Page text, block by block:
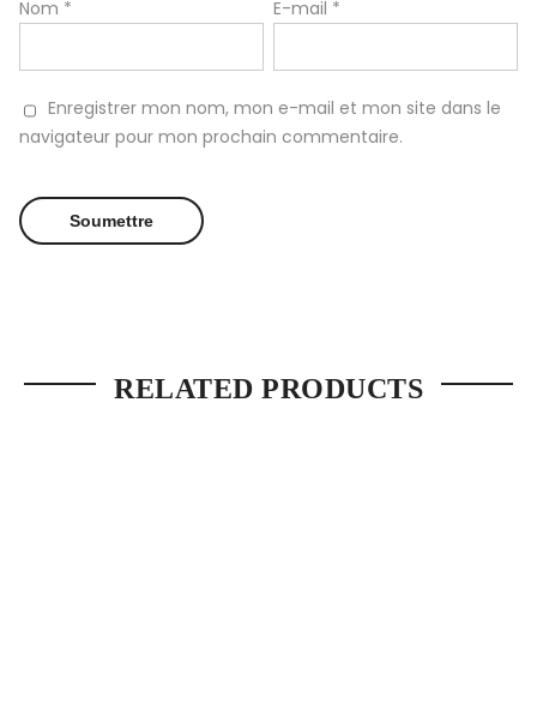
Nom * E-mail *
Enregistrer mon nom, mon e-mail et mon site dans le
navigateur pour mon prochain commentaire.
RELATED PRODUCTS